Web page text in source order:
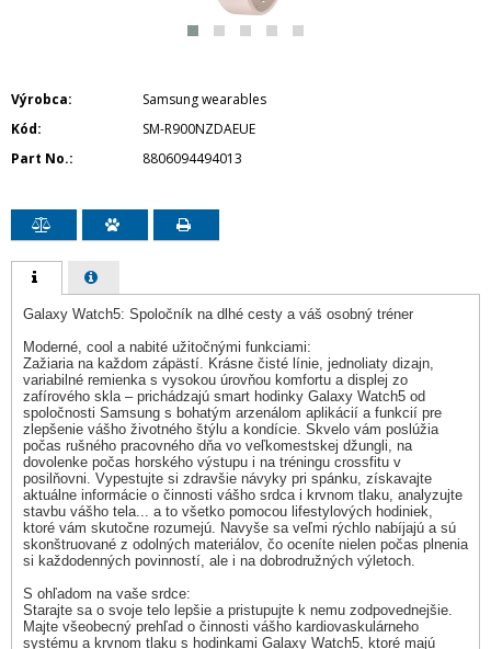
Výrobca
Samsung wearables
Kód
SM-R900NZDAEUE
Part No.
8806094494013
Galaxy Watch5: Spoločník na dlhé cesty a váš osobný tréner
Moderné, cool a nabité užitočnými funkciami:
Zažiaria na každom zápästí. Krásne čisté línie, jednoliaty dizajn,
variabilné remienka s vysokou úrovňou komfortu a displej zo
zafírového skla – prichádzajú smart hodinky Galaxy Watch5 od
spoločnosti Samsung s bohatým arzenálom aplikácií a funkcií pre
zlepšenie vášho životného štýlu a kondície. Skvelo vám poslúžia
počas rušného pracovného dňa vo veľkomestskej džungli, na
dovolenke počas horského výstupu i na tréningu crossfitu v
posilňovni. Vypestujte si zdravšie návyky pri spánku, získavajte
aktuálne informácie o činnosti vášho srdca i krvnom tlaku, analyzujte
stavbu vášho tela... a to všetko pomocou lifestylových hodiniek,
ktoré vám skutočne rozumejú. Navyše sa veľmi rýchlo nabíjajú a sú
skonštruované z odolných materiálov, čo oceníte nielen počas plnenia
si každodenných povinností, ale i na dobrodružných výletoch.
S ohľadom na vaše srdce:
Starajte sa o svoje telo lepšie a pristupujte k nemu zodpovednejšie.
Majte všeobecný prehľad o činnosti vášho kardiovaskulárneho
systému a krvnom tlaku s hodinkami Galaxy Watch5, ktoré majú